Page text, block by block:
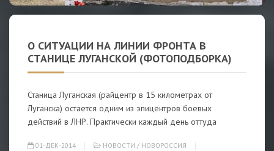
О СИТУАЦИИ НА ЛИНИИ ФРОНТА В
СТАНИЦЕ ЛУГАНСКОЙ (ФОТОПОДБОРКА)
Станица Луганская (райцентр в 15 километрах от
Луганска) остается одним из эпицентров боевых
действий в ЛНР. Практически каждый день оттуда
01-ДЕК-2014 НОВОСТИ / НОВОРОССИЯ